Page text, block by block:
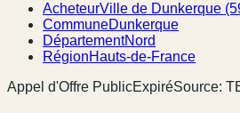
AcheteurVille de Dunkerque
CommuneDunkerque
DépartementNord
RégionHauts-de-France
Appel d'Offre PublicExpiréSource: